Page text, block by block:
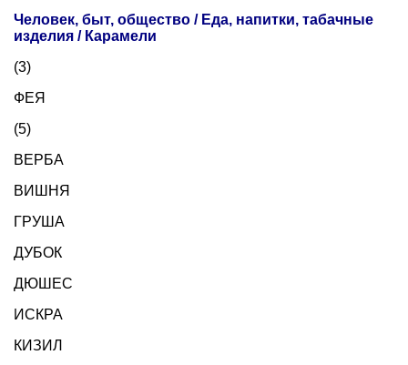
Человек, быт, общество / Еда, напитки, табачные
изделия / Карамели
(3)
ФЕЯ
(5)
ВЕРБА
ВИШНЯ
ГРУША
ДУБОК
ДЮШЕС
ИСКРА
КИЗИЛ